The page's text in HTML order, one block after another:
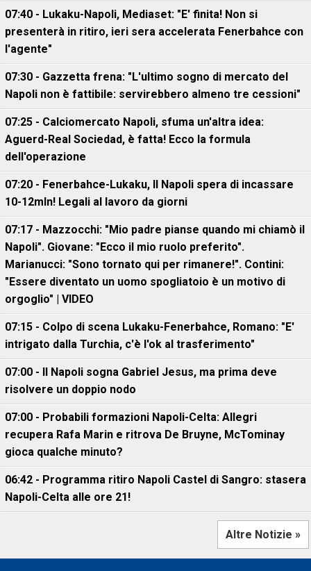
07:40 - Lukaku-Napoli, Mediaset: "E' finita! Non si
presenterà in ritiro, ieri sera accelerata Fenerbahce con
l'agente"
07:30 - Gazzetta frena: "L'ultimo sogno di mercato del
Napoli non è fattibile: servirebbero almeno tre cessioni"
07:25 - Calciomercato Napoli, sfuma un'altra idea:
Aguerd-Real Sociedad, è fatta! Ecco la formula
dell'operazione
07:20 - Fenerbahce-Lukaku, ll Napoli spera di incassare
10-12mln! Legali al lavoro da giorni
07:17 - Mazzocchi: "Mio padre pianse quando mi chiamò il
Napoli". Giovane: "Ecco il mio ruolo preferito".
Marianucci: "Sono tornato qui per rimanere!". Contini:
"Essere diventato un uomo spogliatoio è un motivo di
orgoglio" | VIDEO
07:15 - Colpo di scena Lukaku-Fenerbahce, Romano: "E'
intrigato dalla Turchia, c'è l'ok al trasferimento"
07:00 - Il Napoli sogna Gabriel Jesus, ma prima deve
risolvere un doppio nodo
07:00 - Probabili formazioni Napoli-Celta: Allegri
recupera Rafa Marin e ritrova De Bruyne, McTominay
gioca qualche minuto?
06:42 - Programma ritiro Napoli Castel di Sangro: stasera
Napoli-Celta alle ore 21!
Altre Notizie »